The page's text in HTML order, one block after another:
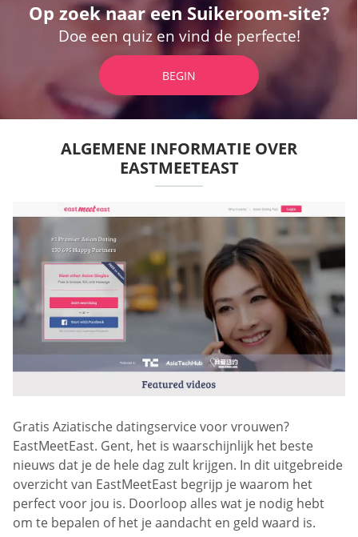
Op zoek naar een Suikeroom-site?
Doe een quiz en vind de perfecte!
BEGIN
ALGEMENE INFORMATIE OVER
EASTMEETEAST
Gratis Aziatische datingservice voor vrouwen?
EastMeetEast. Gent, het is waarschijnlijk het beste
nieuws dat je de hele dag zult krijgen. In dit uitgebreide
overzicht van EastMeetEast begrijp je waarom het
perfect voor jou is. Doorloop alles wat je nodig hebt
om te bepalen of het je aandacht en geld waard is.